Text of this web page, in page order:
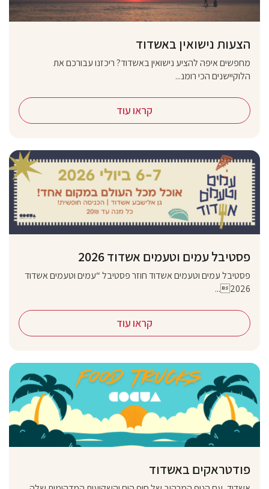
הצעות נישואין באשדוד
מחפשים איפה להציע נישואין באשדוד? ריכזנו עבורכם את
הלוקיישנים הכי רומנ...
קראו עוד
פסטיבל עמים וטעמים אשדוד 2026
פסטיבל עמים וטעמים אשדוד חוזר פסטיבל “עמים וטעמים אשדוד
2026...
קראו עוד
פודטראקים באשדוד